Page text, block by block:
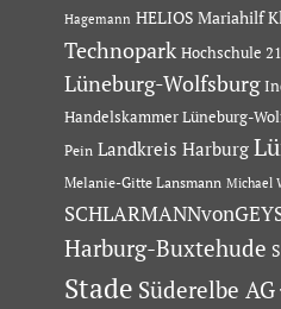
Hagemann HELIOS Mariahilf
Technopark Hochschule 21
Lüneburg-Wolfsburg
Handelskammer Lüneburg-
Pein Landkreis Harburg
Melanie-Gitte Lansmann Michael
Harburg-Buxtehude
Stade Süderelbe AG